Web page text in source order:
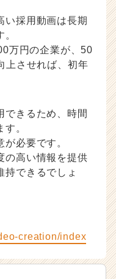
い採用動画は長期
万円の企業が、50
上させれば、初年
できるため、時間
。
必要です。
の高い情報を提供
持できるでしょ
creation/index